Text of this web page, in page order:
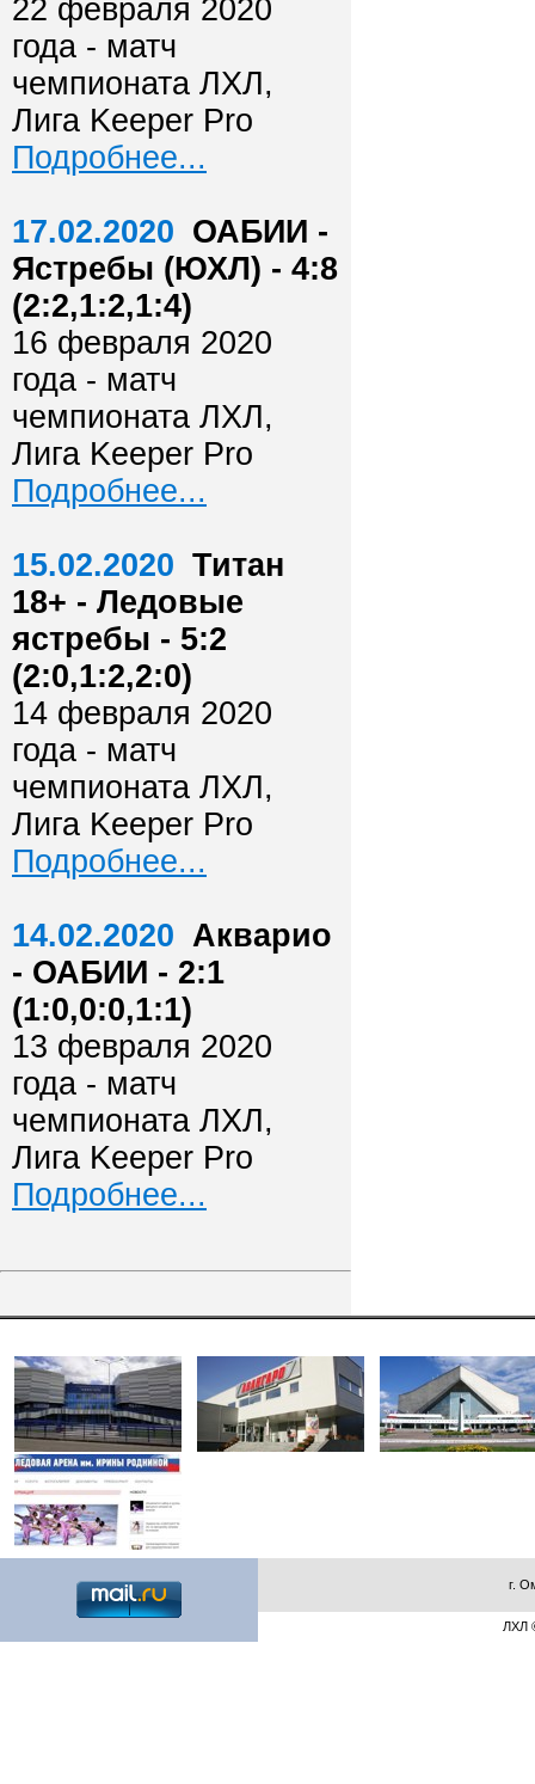
22 февраля 2020
года - матч
чемпионата ЛХЛ,
Лига Keeper Pro
Подробнее...
17.02.2020 ОАБИИ -
Ястребы (ЮХЛ) - 4:8
(2:2,1:2,1:4)
16 февраля 2020
года - матч
чемпионата ЛХЛ,
Лига Keeper Pro
Подробнее...
15.02.2020 Титан
18+ - Ледовые
ястребы - 5:2
(2:0,1:2,2:0)
14 февраля 2020
года - матч
чемпионата ЛХЛ,
Лига Keeper Pro
Подробнее...
14.02.2020 Акварио
- ОАБИИ - 2:1
(1:0,0:0,1:1)
13 февраля 2020
года - матч
чемпионата ЛХЛ,
Лига Keeper Pro
Подробнее...
г.
ЛХЛ